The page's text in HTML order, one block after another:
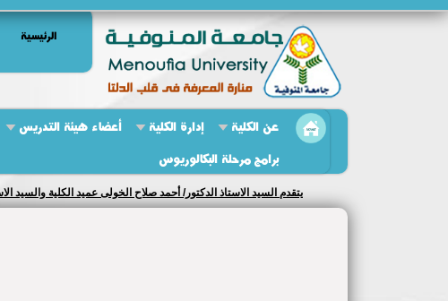
الرئيسية
عن الكلية إدارة الكلية أعضاء هيئة التدريس
برامج مرحلة البكالوريوس
مشروعات التخرج لطلاب برنامج التكنولوجيا الحيوية في قسمي